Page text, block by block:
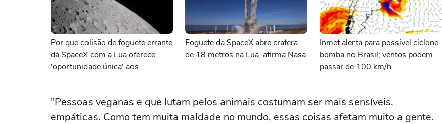
Por que colisão de foguete errante
da SpaceX com a Lua oferece
'oportunidade única' aos
Foguete da SpaceX abre cratera
de 18 metros na Lua, afirma Nasa
Inmet alerta para possível ciclone-
bomba no Brasil; ventos podem
passar de 100 km/h
"Pessoas veganas e que lutam pelos animais costumam ser mais sensíveis,
empáticas. Como tem muita maldade no mundo, essas coisas afetam muito a gente.